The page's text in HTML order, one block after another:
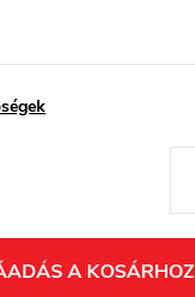
A KOSÁRHOZ